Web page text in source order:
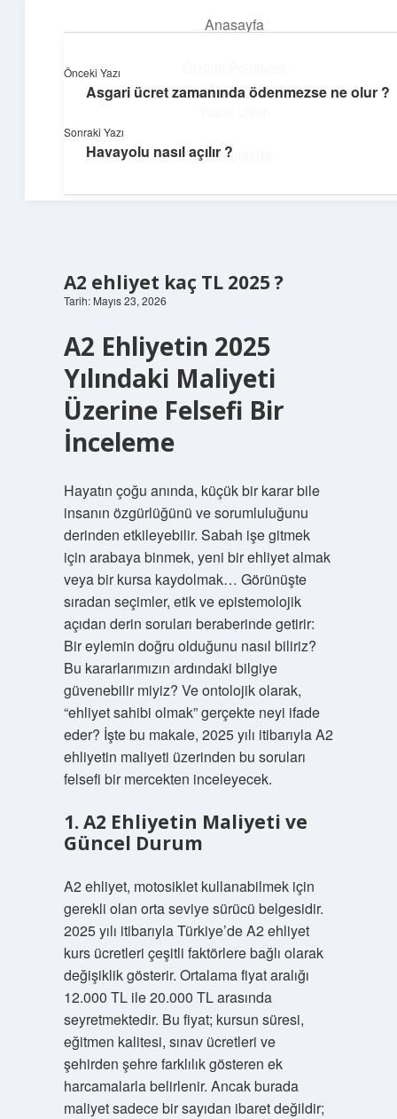
Anasayfa
Hakkımızda
Farklı bakış açılarıyla hayatı gör.
A2 ehliyet kaç TL 2025 ?
Tarih: Mayıs 23, 2026
A2 Ehliyetin 2025
Yılındaki Maliyeti
Üzerine Felsefi Bir
İnceleme
Hayatın çoğu anında, küçük bir karar bile
insanın özgürlüğünü ve sorumluluğunu
derinden etkileyebilir. Sabah işe gitmek
için arabaya binmek, yeni bir ehliyet almak
veya bir kursa kaydolmak… Görünüşte
sıradan seçimler, etik ve epistemolojik
açıdan derin soruları beraberinde getirir:
Bir eylemin doğru olduğunu nasıl biliriz?
Bu kararlarımızın ardındaki bilgiye
güvenebilir miyiz? Ve ontolojik olarak,
“ehliyet sahibi olmak” gerçekte neyi ifade
eder? İşte bu makale, 2025 yılı itibarıyla A2
ehliyetin maliyeti üzerinden bu soruları
felsefi bir mercekten inceleyecek.
1. A2 Ehliyetin Maliyeti ve
Güncel Durum
A2 ehliyet, motosiklet kullanabilmek için
gerekli olan orta seviye sürücü belgesidir.
2025 yılı itibarıyla Türkiye’de A2 ehliyet
kurs ücretleri çeşitli faktörlere bağlı olarak
değişiklik gösterir. Ortalama fiyat aralığı
12.000 TL ile 20.000 TL arasında
seyretmektedir. Bu fiyat; kursun süresi,
eğitmen kalitesi, sınav ücretleri ve
şehirden şehre farklılık gösteren ek
harcamalarla belirlenir. Ancak burada
maliyet sadece bir sayıdan ibaret değildir;
Önceki Yazı
Asgari ücret zamanında ödenmezse ne olur ?
Sonraki Yazı
Havayolu nasıl açılır ?